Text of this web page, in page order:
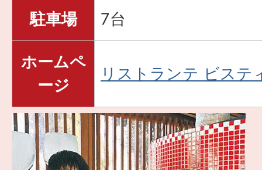
駐車場 7台
ホームペ
ージ
リストランテ ビステ